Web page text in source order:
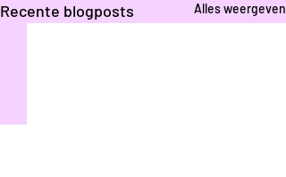
Recente blogposts Alles weergeven